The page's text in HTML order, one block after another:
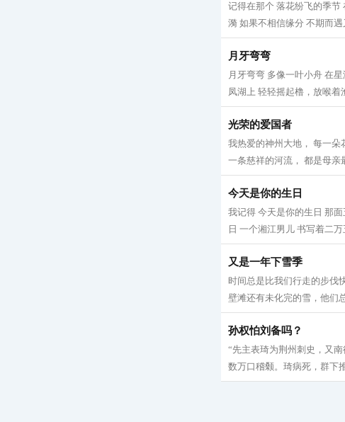
记得在那个 落花纷飞的季节
漪 如果不相信缘分 不期而
月牙弯弯
月牙弯弯 多像一叶小舟 在
凤湖上 轻轻摇起橹，放喉着
光荣的爱国者
我热爱的神州大地， 每一朵
一条慈祥的河流， 都是母亲
今天是你的生日
我记得 今天是你的生日 那
日 一个湘江男儿 书写着二
又是一年下雪季
时间总是比我们行走的步伐
壁滩还有未化完的雪，他们
孙权怕刘备吗？
“先主表琦为荆州刺史，又
数万口稽颡。琦病死，群下